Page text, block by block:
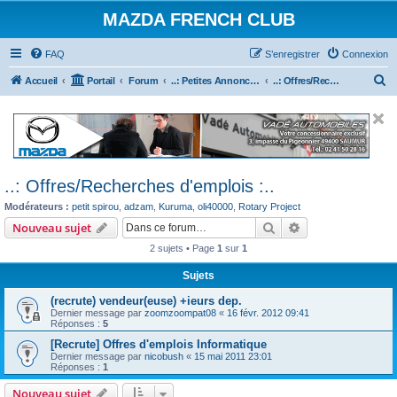
MAZDA FRENCH CLUB
FAQ Connexion
S’enregistrer
Accueil Portail Forum ..: Petites Annonces :.. (achats / ventes) ..: Offres/Recherches d'emplois :..
..: Offres/Recherches d'emplois :..
Modérateurs : petit spirou adzam Kuruma oli40000 Rotary Project
Nouveau sujet Rechercher
2 sujets • Page 1 sur 1
Sujets
(recrute) vendeur(euse) +ieurs dep.
Dernier message par zoomzoompat08 « 16 févr. 2012 09:41
Réponses : 5
[Recrute] Offres d'emplois Informatique
Dernier message par nicobush « 15 mai 2011 23:01
Réponses : 1
Nouveau sujet